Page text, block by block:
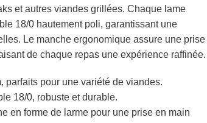
et autres viandes grillées. Chaque lame
18/0 hautement poli, garantissant une
Le manche ergonomique assure une prise
de chaque repas une expérience raffinée.
parfaits pour une variété de viandes.
18/0, robuste et durable.
en forme de larme pour une prise en main